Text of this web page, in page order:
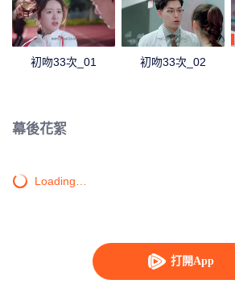
打開App
初吻33次_01 初吻33次_02
幕後花絮
Loading…